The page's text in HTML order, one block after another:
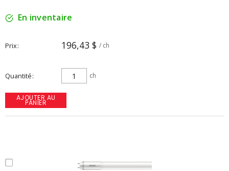
En inventaire
Prix 196,43 $ / ch
Quantité ch
AJOUTER AU
PANIER